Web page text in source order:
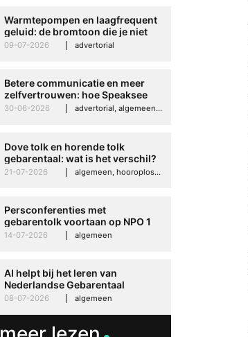
Warmtepompen en laagfrequent
geluid: de bromtoon die je niet
kunt negeren
09-07-2026 advertorial
Betere communicatie en meer
zelfvertrouwen: hoe Speaksee
Imelda helpt om te groeien in
30-06-2026 advertorial, algemeen, hooroplossingen, interview
Dove tolk en horende tolk
gebarentaal: wat is het verschil?
21-07-2026 algemeen, hooroplossingen, hoorproblemen, samenleving & maatschappij
Persconferenties met
gebarentolk voortaan op NPO 1
Extra
14-07-2026 algemeen
AI helpt bij het leren van
Nederlandse Gebarentaal
08-07-2026 algemeen